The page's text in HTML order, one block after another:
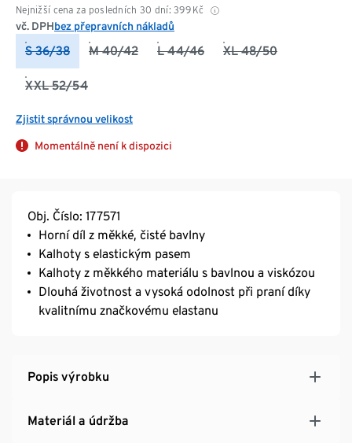
Nejnižší cena za posledních 30 dní: 399 Kč
vč. DPHbez přepravních nákladů
S 36/38 M 40/42 L 44/46 XL 48/50
XXL 52/54
Zjistit správnou velikost
Momentálně není k dispozici
Obj. Číslo: 177571
Horní díl z měkké, čisté bavlny
Kalhoty s elastickým pasem
Kalhoty z měkkého materiálu s bavlnou a viskózou
Dlouhá životnost a vysoká odolnost při praní díky
kvalitnímu značkovému elastanu
Popis výrobku
Materiál a údržba